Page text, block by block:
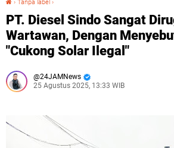
› Tanpa label ›
PT. Diesel Sindo Sangat
Wartawan, Dengan
"Cukong Solar Ilegal"
24JAMNews
25 Agustus 2025, 13:33 WIB